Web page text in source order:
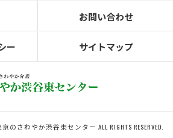
お問い合わせ
ー サイトマップ
さわやか渋谷東センター ALL RIGHTS RESERVED.